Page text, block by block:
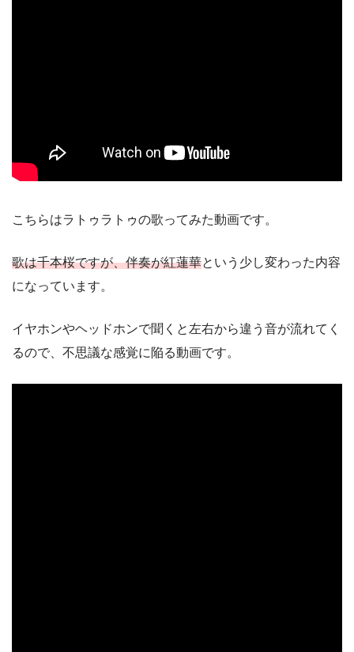
こちらはラトゥラトゥの歌ってみた動画です。
歌は千本桜ですが、伴奏が紅蓮華という少し変わった内容
になっています。
イヤホンやヘッドホンで聞くと左右から違う音が流れてく
るので、不思議な感覚に陥る動画です。